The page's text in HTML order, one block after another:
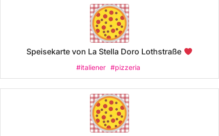
Speisekarte von La Stella Doro Lothstraße
#italiener #pizzeria